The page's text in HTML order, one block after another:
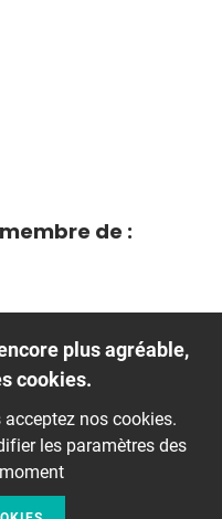
de :
plus agréable,
cookies.
nos cookies.
les paramètres des